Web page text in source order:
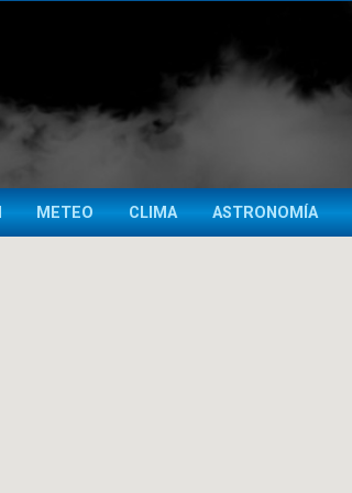
METEO CLIMA ASTRONOMÍA